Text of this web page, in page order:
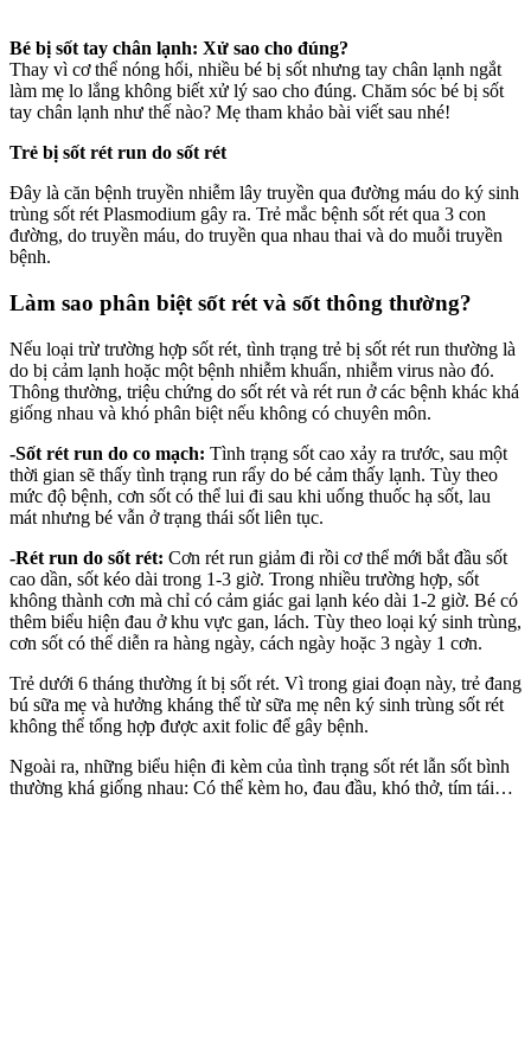
Bé bị sốt tay chân lạnh: Xử sao cho đúng?
Thay vì cơ thể nóng hổi, nhiều bé bị sốt nhưng tay chân lạnh ngắt
làm mẹ lo lắng không biết xử lý sao cho đúng. Chăm sóc bé bị sốt
tay chân lạnh như thế nào? Mẹ tham khảo bài viết sau nhé!
Trẻ bị sốt rét run do sốt rét
Đây là căn bệnh truyền nhiễm lây truyền qua đường máu do ký sinh
trùng sốt rét Plasmodium gây ra. Trẻ mắc bệnh sốt rét qua 3 con
đường, do truyền máu, do truyền qua nhau thai và do muỗi truyền
bệnh.
Làm sao phân biệt sốt rét và sốt thông thường?
Nếu loại trừ trường hợp sốt rét, tình trạng trẻ bị sốt rét run thường là
do bị cảm lạnh hoặc một bệnh nhiễm khuẩn, nhiễm virus nào đó.
Thông thường, triệu chứng do sốt rét và rét run ở các bệnh khác khá
giống nhau và khó phân biệt nếu không có chuyên môn.
-Sốt rét run do co mạch: Tình trạng sốt cao xảy ra trước, sau một
thời gian sẽ thấy tình trạng run rẩy do bé cảm thấy lạnh. Tùy theo
mức độ bệnh, cơn sốt có thể lui đi sau khi uống thuốc hạ sốt, lau
mát nhưng bé vẫn ở trạng thái sốt liên tục.
-Rét run do sốt rét: Cơn rét run giảm đi rồi cơ thể mới bắt đầu sốt
cao dần, sốt kéo dài trong 1-3 giờ. Trong nhiều trường hợp, sốt
không thành cơn mà chỉ có cảm giác gai lạnh kéo dài 1-2 giờ. Bé có
thêm biểu hiện đau ở khu vực gan, lách. Tùy theo loại ký sinh trùng,
cơn sốt có thể diễn ra hàng ngày, cách ngày hoặc 3 ngày 1 cơn.
Trẻ dưới 6 tháng thường ít bị sốt rét. Vì trong giai đoạn này, trẻ đang
bú sữa mẹ và hưởng kháng thể từ sữa mẹ nên ký sinh trùng sốt rét
không thể tổng hợp được axit folic để gây bệnh.
Ngoài ra, những biểu hiện đi kèm của tình trạng sốt rét lẫn sốt bình
thường khá giống nhau: Có thể kèm ho, đau đầu, khó thở, tím tái…